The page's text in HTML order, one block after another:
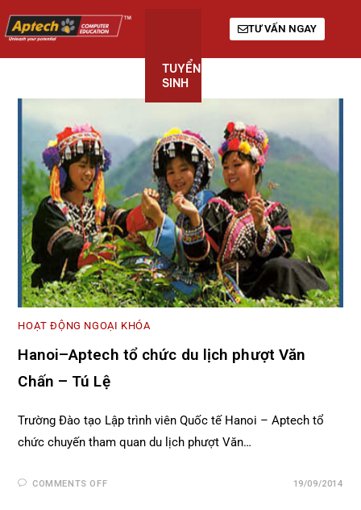
TUYỂN
SINH
TƯ VẤN NGAY
HOẠT ĐỘNG NGOẠI KHÓA
Hanoi–Aptech tổ chức du lịch phượt Văn
Chấn – Tú Lệ
Trường Đào tạo Lập trình viên Quốc tế Hanoi – Aptech tổ
chức chuyến tham quan du lịch phượt Văn…
COMMENTS OFF 19/09/2014